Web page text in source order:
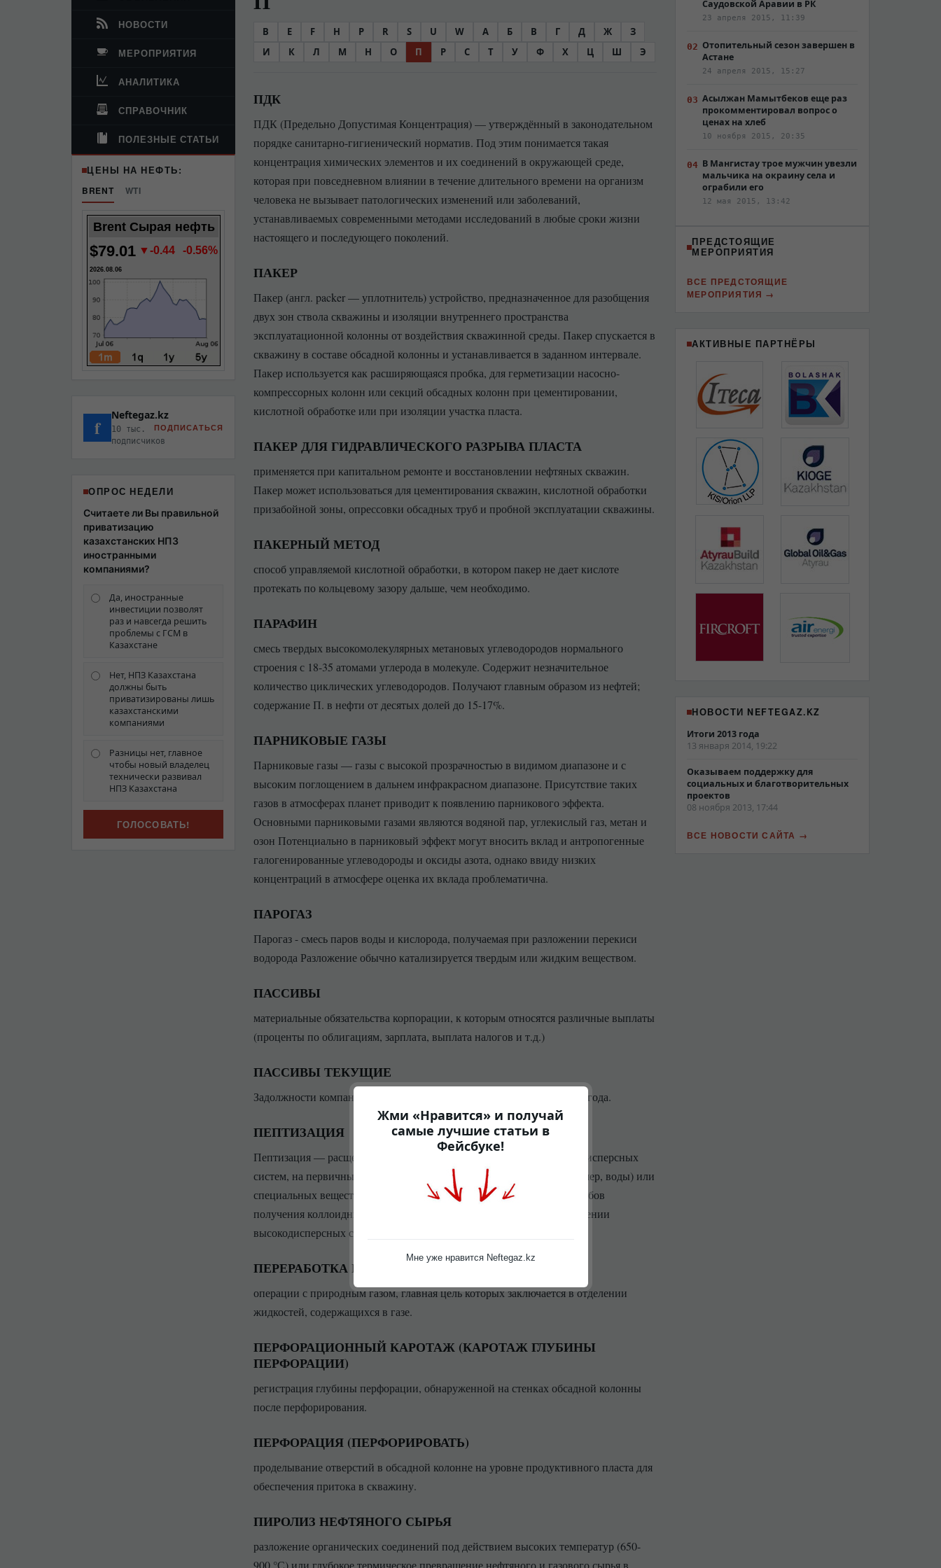
НОВОСТИ
МЕРОПРИЯТИЯ
АНАЛИТИКА
СПРАВОЧНИК
ПОЛЕЗНЫЕ СТАТЬИ
ЦЕНЫ НА НЕФТЬ:
BRENT
WTI
Brent Сырая нефть
$79.01 ▼-0.44 -0.56%
2026.08.06
f Neftegaz.kz
10 тыс.
подписчиков
ПОДПИСАТЬСЯ
ОПРОС НЕДЕЛИ
Считаете ли Вы правильной
приватизацию
казахстанских НПЗ
иностранными
компаниями?
Да, иностранные
инвестиции позволят
раз и навсегда решить
проблемы с ГСМ в
Казахстане
Нет, НПЗ Казахстана
должны быть
приватизированы лишь
казахстанскими
компаниями
Разницы нет, главное
чтобы новый владелец
технически развивал
НПЗ Казахстана
B E F H P R S U W А Б В Г Д Ж
З
И
К Л М Н О П Р С Т У Ф Х Ц Ш Э
ПДК
ПДК (Предельно Допустимая Концентрация) — утверждённый в законодательном
порядке санитарно-гигиенический норматив. Под этим понимается такая
концентрация химических элементов и их соединений в окружающей среде,
которая при повседневном влиянии в течение длительного времени на организм
человека не вызывает патологических изменений или заболеваний,
устанавливаемых современными методами исследований в любые сроки жизни
настоящего и последующего поколений.
ПАКЕР
Пакер (англ. packer — уплотнитель) устройство, предназначенное для разобщения
двух зон ствола скважины и изоляции внутреннего пространства
эксплуатационной колонны от воздействия скважинной среды. Пакер спускается в
скважину в составе обсадной колонны и устанавливается в заданном интервале.
Пакер используется как расширяющаяся пробка, для герметизации насосно-
компрессорных колонн или секций обсадных колонн при цементировании,
кислотной обработке или при изоляции участка пласта.
ПАКЕР ДЛЯ ГИДРАВЛИЧЕСКОГО РАЗРЫВА ПЛАСТА
применяется при капитальном ремонте и восстановлении нефтяных скважин.
Пакер может использоваться для цементирования скважин, кислотной обработки
призабойной зоны, опрессовки обсадных труб и пробной эксплуатации скважины.
ПАКЕРНЫЙ МЕТОД
способ управляемой кислотной обработки, в котором пакер не дает кислоте
протекать по кольцевому зазору дальше, чем необходимо.
ПАРАФИН
смесь твердых высокомолекулярных метановых углеводородов нормального
строения с 18-35 атомами углерода в молекуле. Содержит незначительное
количество циклических углеводородов. Получают главным образом из нефтей;
содержание П. в нефти от десятых долей до 15-17%.
ПАРНИКОВЫЕ ГАЗЫ
Парниковые газы — газы с высокой прозрачностью в видимом диапазоне и с
высоким поглощением в дальнем инфракрасном диапазоне. Присутствие таких
газов в атмосферах планет приводит к появлению парникового эффекта.
Основными парниковыми газами являются водяной пар, углекислый газ, метан и
озон Потенциально в парниковый эффект могут вносить вклад и антропогенные
галогенированные углеводороды и оксиды азота, однако ввиду низких
концентраций в атмосфере оценка их вклада проблематична.
ПАРОГАЗ
Парогаз - смесь паров воды и кислорода, получаемая при разложении перекиси
водорода Разложение обычно катализируется твердым или жидким веществом.
ПАССИВЫ
материальные обязательства корпорации, к которым относятся различные выплаты
(проценты по облигациям, зарплата, выплата налогов и т.д.)
ПАССИВЫ ТЕКУЩИЕ
Задолжности компании, которые должны быть выплачены в течение года.
ПЕПТИЗАЦИЯ
Пептизация — расщепление агрегатов, возникших при коагуляции дисперсных
систем, на первичные частицы под действием жидкой среды (например, воды) или
специальных веществ — пептизаторов. Пептизация — один из способов
получения коллоидных растворов, применяется в технике при получении
высокодисперсных суспензий глин и других веществ.
ПЕРЕРАБОТКА ГАЗА
операции с природным газом, главная цель которых заключается в отделении
жидкостей, содержащихся в газе.
ПЕРФОРАЦИОННЫЙ КАРОТАЖ (КАРОТАЖ ГЛУБИНЫ
ПЕРФОРАЦИИ)
регистрация глубины перфорации, обнаруженной на стенках обсадной колонны
после перфорирования.
ПЕРФОРАЦИЯ (ПЕРФОРИРОВАТЬ)
проделывание отверстий в обсадной колонне на уровне продуктивного пласта для
обеспечения притока в скважину.
ПИРОЛИЗ НЕФТЯНОГО СЫРЬЯ
разложение органических соединений под действием высоких температур (650-
900 °С) или глубокое термическое превращение нефтяного и газового сырья в
Саудовской Аравии в РК
23 апреля 2015, 11:39
Отопительный сезон завершен в
Астане
24 апреля 2015, 15:27
Асылжан Мамытбеков еще раз
прокомментировал вопрос о
ценах на хлеб
10 ноября 2015, 20:35
В Мангистау трое мужчин увезли
мальчика на окраину села и
ограбили его
12 мая 2015, 13:42
ПРЕДСТОЯЩИЕ
МЕРОПРИЯТИЯ
ВСЕ ПРЕДСТОЯЩИЕ
МЕРОПРИЯТИЯ
АКТИВНЫЕ ПАРТНЁРЫ
НОВОСТИ NEFTEGAZ.KZ
Итоги 2013 года
13 января 2014, 19:22
Оказываем поддержку для
социальных и благотворительных
проектов
08 ноября 2013, 17:44
ВСЕ НОВОСТИ САЙТА
Жми «Нравится» и получай
самые лучшие статьи в
Фейсбуке!
Мне уже нравится Neftegaz.kz